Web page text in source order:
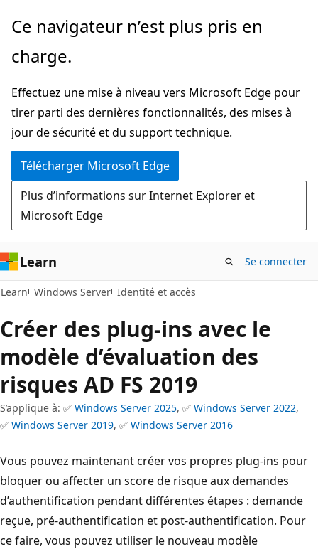
Passer
directement
au
principal
Ce navigateur n’est plus pris en
charge.
Effectuez une mise à niveau vers Microsoft Edge pour
tirer parti des dernières fonctionnalités, des mises à
jour de sécurité et du support technique.
Télécharger Microsoft Edge
Plus d’informations sur Internet Explorer et
Microsoft Edge
Learn Se connecter
Learn Windows Server Identité et accès
Créer des plug-ins avec le
modèle d’évaluation des
risques AD FS 2019
S’applique à: ✅ Windows Server 2025, ✅ Windows Server 2022,
✅ Windows Server 2019, ✅ Windows Server 2016
Vous pouvez maintenant créer vos propres plug-ins pour
bloquer ou affecter un score de risque aux demandes
d’authentification pendant différentes étapes : demande
reçue, pré-authentification et post-authentification. Pour
ce faire, vous pouvez utiliser le nouveau modèle